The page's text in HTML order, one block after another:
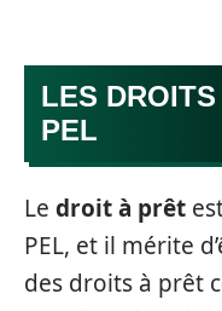
LES
PEL
Le droit à prêt
PEL, et il mérite
des droits à prêt